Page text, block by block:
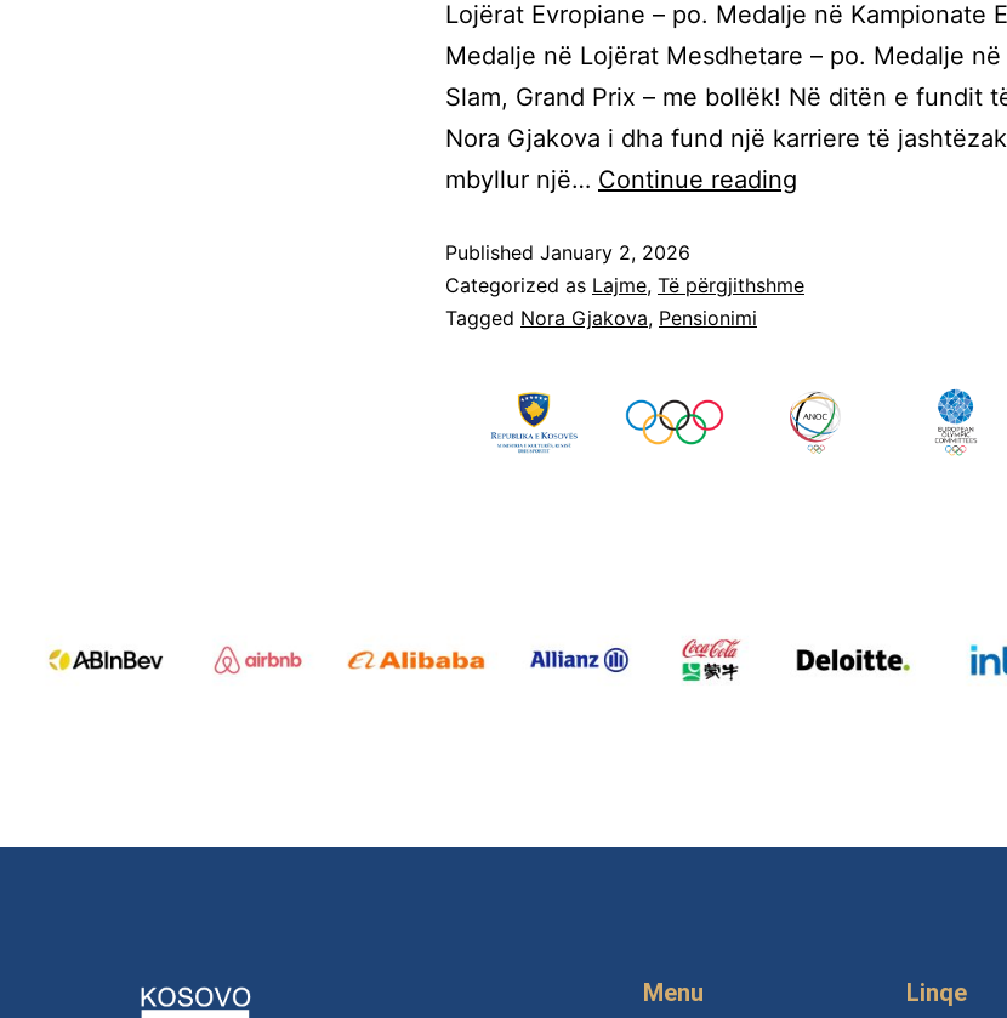
Lojërat Evropiane – po. Medalje në Kampionate
Medalje në Lojërat Mesdhetare – po. Medalje në
Slam, Grand Prix – me bollëk! Në ditën e fundit
Nora Gjakova i dha fund një karriere të
mbyllur një… Continue reading
Published January 2, 2026
Categorized as Lajme, Të përgjithshme
Tagged Nora Gjakova, Pensionimi
Menu Linqe